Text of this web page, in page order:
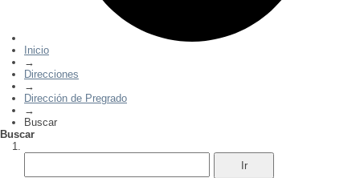
Inicio
→
Direcciones
→
Dirección de Pregrado
→
Buscar
Buscar